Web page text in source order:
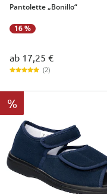
Pantolette „Bonillo“
16 %
ab 17,25 €
(2)
%